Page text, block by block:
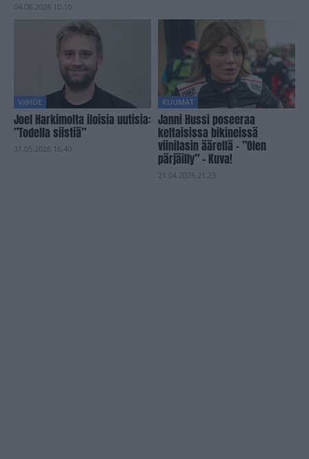
04.06.2026 10.10
VIIHDE
Joel Harkimolta iloisia uutisia:
”Todella siistiä”
31.05.2026 16.40
KUUMAT
Janni Hussi poseeraa
keltaisissa bikineissä
viinilasin äärellä – ”Olen
pärjäilly” – Kuva!
21.04.2026 21.23